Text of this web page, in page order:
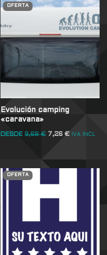
OFERTA
Evolución camping
«caravana»
DESDE 9,68€ 7,26€ IVA INCL
OFERTA